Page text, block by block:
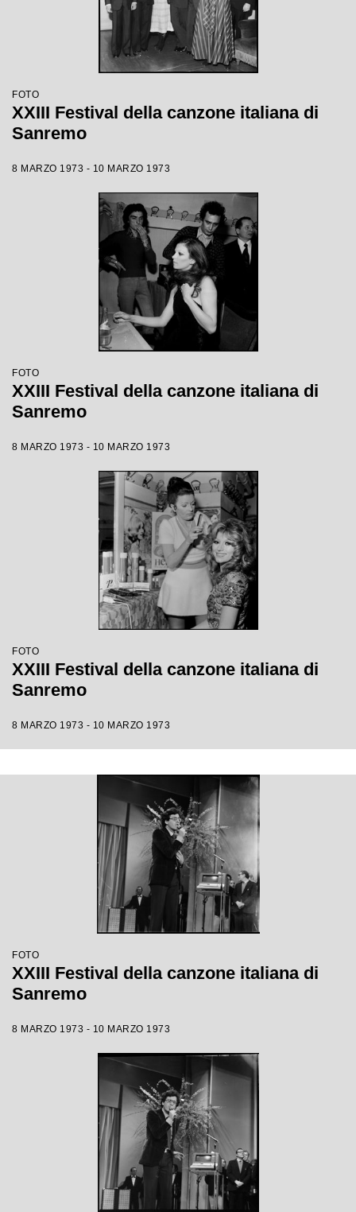
FOTO
XXIII Festival della canzone italiana di
Sanremo
8 MARZO 1973 - 10 MARZO 1973
FOTO
XXIII Festival della canzone italiana di
Sanremo
8 MARZO 1973 - 10 MARZO 1973
FOTO
XXIII Festival della canzone italiana di
Sanremo
8 MARZO 1973 - 10 MARZO 1973
FOTO
XXIII Festival della canzone italiana di
Sanremo
8 MARZO 1973 - 10 MARZO 1973